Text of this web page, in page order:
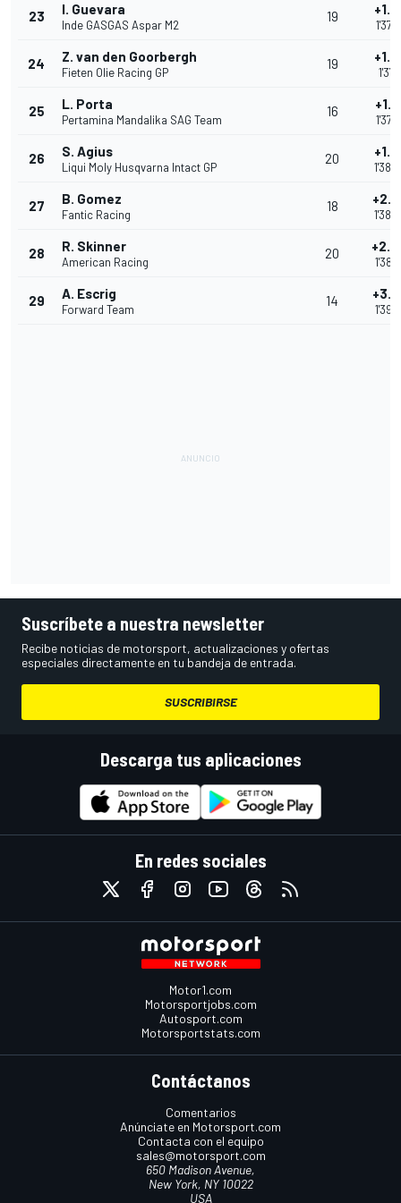
23 I. Guevara
Inde GASGAS Aspar M2
19
24 Z. van den Goorbergh
Fieten Olie Racing GP
19
25 L. Porta
Pertamina Mandalika SAG Team
16
26 S. Agius
Liqui Moly Husqvarna Intact GP
20
27 B. Gomez
Fantic Racing
18
28 R. Skinner
American Racing
20
29 A. Escrig
Forward Team
14
Suscríbete a nuestra newsletter
Recibe noticias de motorsport, actualizaciones y ofertas
especiales directamente en tu bandeja de entrada.
SUSCRIBIRSE
Descarga tus aplicaciones
En redes sociales
Motor1.com
Motorsportjobs.com
Autosport.com
Motorsportstats.com
Contáctanos
Comentarios
Anúnciate en Motorsport.com
Contacta con el equipo
sales@motorsport.com
650 Madison Avenue,
New York, NY 10022
USA